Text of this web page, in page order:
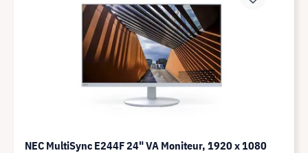
NEC MultiSync E244F 24" VA Moniteur, 1920 x 1080